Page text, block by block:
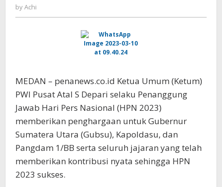
byAchi
MEDAN – penanews.co.id Ketua Umum (Ketum)
PWI Pusat Atal S Depari selaku Penanggung
Jawab Hari Pers Nasional (HPN 2023)
memberikan penghargaan untuk Gubernur
Sumatera Utara (Gubsu), Kapoldasu, dan
Pangdam 1/BB serta seluruh jajaran yang telah
memberikan kontribusi nyata sehingga HPN
2023 sukses.